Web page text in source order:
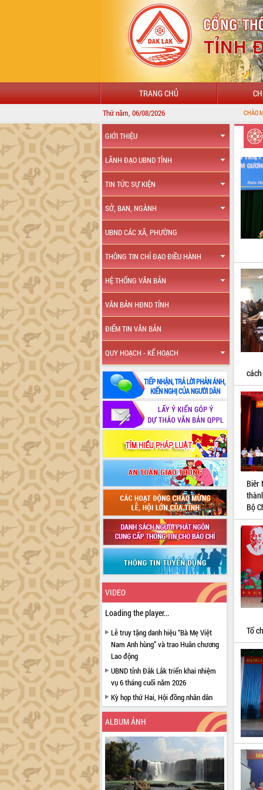
TRANG CHỦ
Thứ năm, 06/08/2026 CHÀO MỪNG ĐẾN VỚI
GIỚI THIỆU
LÃNH ĐẠO UBND TỈNH
TIN TỨC SỰ KIỆN
SỞ, BAN, NGÀNH
UBND CÁC XÃ, PHƯỜNG
THÔNG TIN CHỈ ĐẠO ĐIỀU HÀNH
HỆ THỐNG VĂN BẢN
VĂN BẢN HĐND TỈNH
ĐIỂM TIN VĂN BẢN
QUY HOẠCH - KẾ HOẠCH
VIDEO
Loading the player...
Lễ truy tặng danh hiệu “Bà Mẹ Việt
Nam Anh hùng” và trao Huân chương
Lao động
UBND tỉnh Đắk Lắk triển khai nhiệm
vụ 6 tháng cuối năm 2026
Kỳ họp thứ Hai, Hội đồng nhân dân
tỉnh khóa XI quyết nghị nhiều nội dung
quan trọng
Bí thư Tỉnh ủy Lương Nguyễn Minh
Triết thăm, tặng quà người có công với
cách mạng
Rà soát, hoàn thiện hệ thống thiết chế
văn hóa, thể thao đáp ứng yêu cầu
ALBUM ẢNH
Biêr
Bộ
Tổ